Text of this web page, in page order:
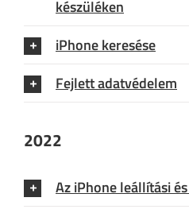
készüléken
iPhone keresése
Fejlett adatvédelem
2022
Az iPhone leállítási